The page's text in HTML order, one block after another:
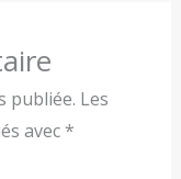
publiée. Les
avec *